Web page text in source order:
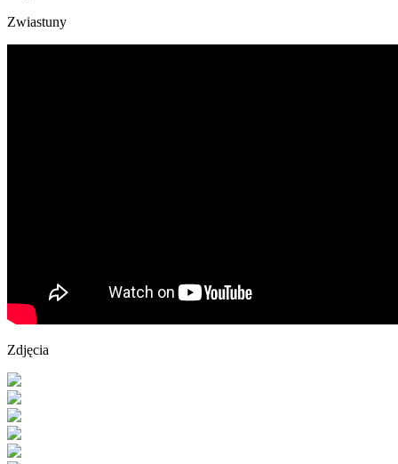
Zwiastuny
Zdjęcia